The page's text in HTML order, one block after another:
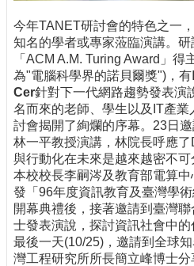
今年TANET研討會的特色之一
知名的學者或專家蒞臨演講。
「ACM A.M. Turing Award」
為"電腦科學界的諾貝爾獎")，
Cer針對下一代網路趨勢發表演
名而來的老師、學生以及IT產
討會揭開了絢爛的序幕。23日
林一平教授演講，林院長呼應
與行動化在未來是越來越密不
本校校長李嗣涔及教育部電算
發「96年度資訊教育及臺灣學術
開幕典禮後，接著邀請到臺灣
士發表演說，探討資訊社會中
最後一天(10/25)，邀請到全球
灣工程研究所所長簡立峰博士分